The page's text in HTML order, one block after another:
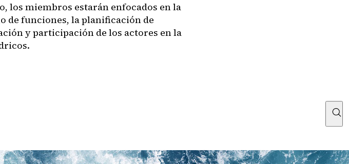
los miembros estarán enfocados en la
de funciones, la planificación de
y participación de los actores en la